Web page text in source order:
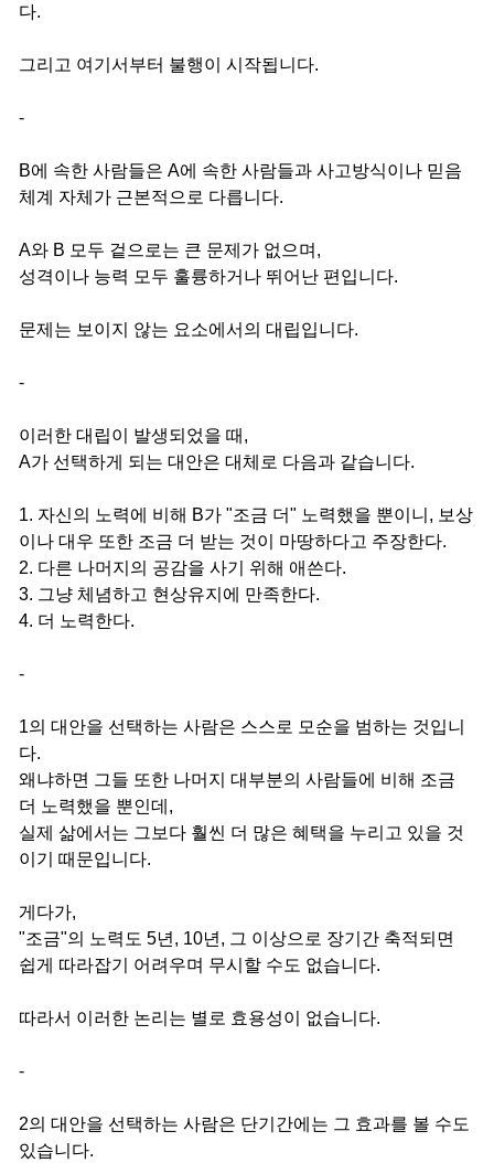
다.
그리고 여기서부터 불행이 시작됩니다.
-
B에 속한 사람들은 A에 속한 사람들과 사고방식이나 믿음
체계 자체가 근본적으로 다릅니다.
A와 B 모두 겉으로는 큰 문제가 없으며,
성격이나 능력 모두 훌륭하거나 뛰어난 편입니다.
문제는 보이지 않는 요소에서의 대립입니다.
-
이러한 대립이 발생되었을 때,
A가 선택하게 되는 대안은 대체로 다음과 같습니다.
1. 자신의 노력에 비해 B가 "조금 더" 노력했을 뿐이니, 보상
이나 대우 또한 조금 더 받는 것이 마땅하다고 주장한다.
2. 다른 나머지의 공감을 사기 위해 애쓴다.
3. 그냥 체념하고 현상유지에 만족한다.
4. 더 노력한다.
-
1의 대안을 선택하는 사람은 스스로 모순을 범하는 것입니
다.
왜냐하면 그들 또한 나머지 대부분의 사람들에 비해 조금
더 노력했을 뿐인데,
실제 삶에서는 그보다 훨씬 더 많은 혜택을 누리고 있을 것
이기 때문입니다.
게다가,
"조금"의 노력도 5년, 10년, 그 이상으로 장기간 축적되면
쉽게 따라잡기 어려우며 무시할 수도 없습니다.
따라서 이러한 논리는 별로 효용성이 없습니다.
-
2의 대안을 선택하는 사람은 단기간에는 그 효과를 볼 수도
있습니다.